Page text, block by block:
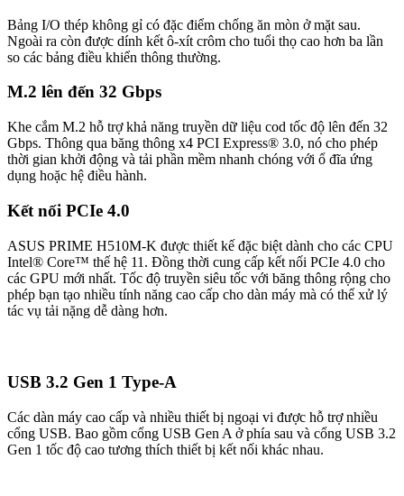
Bảng I/O thép không gỉ có đặc điểm chống ăn mòn ở mặt sau.
Ngoài ra còn được dính kết ô-xít crôm cho tuổi thọ cao hơn ba lần
so các bảng điều khiển thông thường.
M.2 lên đến 32 Gbps
Khe cắm M.2 hỗ trợ khả năng truyền dữ liệu cod tốc độ lên đến 32
Gbps. Thông qua băng thông x4 PCI Express® 3.0, nó cho phép
thời gian khởi động và tải phần mềm nhanh chóng với ổ đĩa ứng
dụng hoặc hệ điều hành.
Kết nối PCIe 4.0
ASUS PRIME H510M-K được thiết kế đặc biệt dành cho các CPU
Intel® Core™ thế hệ 11. Đồng thời cung cấp kết nối PCIe 4.0 cho
các GPU mới nhất. Tốc độ truyền siêu tốc với băng thông rộng cho
phép bạn tạo nhiều tính năng cao cấp cho dàn máy mà có thể xử lý
tác vụ tải nặng dễ dàng hơn.
USB 3.2 Gen 1 Type-A
Các dàn máy cao cấp và nhiều thiết bị ngoại vi được hỗ trợ nhiều
cổng USB. Bao gồm cổng USB Gen A ở phía sau và cổng USB 3.2
Gen 1 tốc độ cao tương thích thiết bị kết nối khác nhau.